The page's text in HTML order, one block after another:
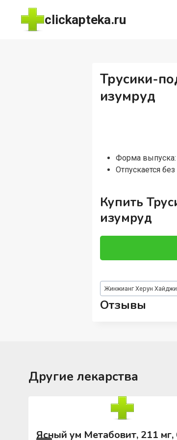
Перейти
содержимому
clickapteka.ru
Трусики-
изумруд
Форма выпуска:
Отпускается
Купить
изумруд
Метки
записи:
Жинжианг Херун
Отзывы
Другие лекарства
Ясный ум Метабовит, 211 мг,